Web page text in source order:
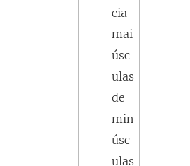
cia
mai
úsc
ulas
de
min
úsc
ulas